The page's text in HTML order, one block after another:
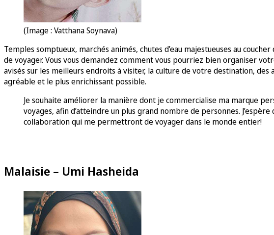
(Image : Vatthana Soynava)
Temples somptueux, marchés animés, chutes d’eau majestueuses au
de voyager. Vous vous demandez comment vous pourriez bien organiser
avisés sur les meilleurs endroits à visiter, la culture de votre destination,
agréable et le plus enrichissant possible.
Je souhaite améliorer la manière dont je commercialise ma marque
voyages, afin d’atteindre un plus grand nombre de personnes.
collaboration qui me permettront de voyager dans le monde entier!
Malaisie – Umi Hasheida